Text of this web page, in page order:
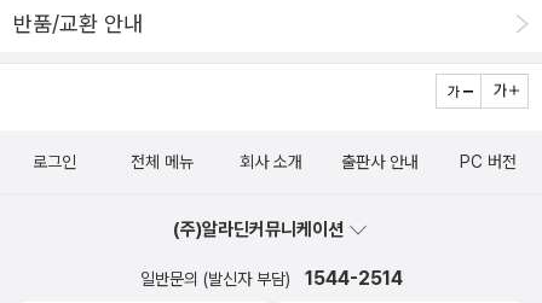
<선셋 리미티드>는 코맥 매카시의 간만의 신작이다. 어렵다
금해진다. <럭키 짐>은 1954년 출간 후 현재까지도 '가장 웃긴 영미
문학'으로 끊임없이 회자되는, 킹슬리 에이미스의 대표작. 국내에는
처음 소개되는 작가다. <런던 필즈>의 작가 마틴 에이미스의 부친이
만큼 괜찮은 작품이 될 것 같다. <몬터규 로즈 제임스>는 현
선정됐는데, 20세기 초 최고의 공포문학 전문가였다고 한다. <에니
<중세의 잔혹한 마녀사냥>은 <중세의 뒷골목 사랑>, <중세
의 뒷골목 풍경>을 쓴 양태자의 저서다. 중세 시리즈 3편에 해당한
다. <해상 실크로드 사전>, <실크로드 도록>은 창비에서 야심차게
낼 성 싶더니 기어이 도록과 해상편까지 냈다. 근자에 실크로드 관련
<부모와 다른 아이들>은 심리학 박사과정인 앤드류 솔로몬
이 300가구가 넘는 가족을 상대로 4만 페이지가 넘는 분량의 인터뷰
반품/교환 안내
로그인 전체 메뉴 회사 소개 출판사 안내 PC 버전
(주)알라딘커뮤니케이션
일반문의 (발신자 부담) 1544-2514